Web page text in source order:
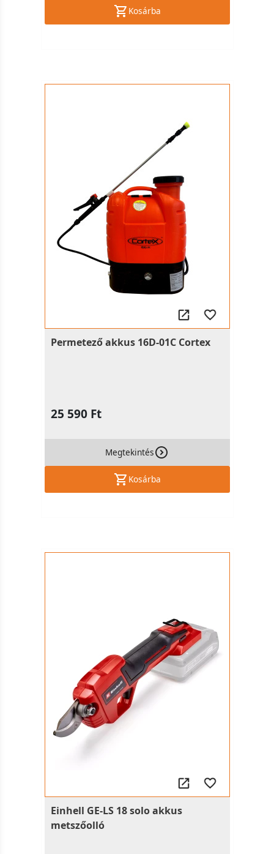
Kosárba
Permetező akkus 16D-01C Cortex
25 590 Ft
Megtekintés
Kosárba
Einhell GE-LS 18 solo akkus
metszőolló